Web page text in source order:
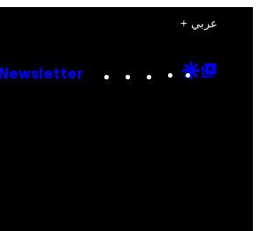
+ عربي
Newsletter Instagram
TikTok
YouTube
Google